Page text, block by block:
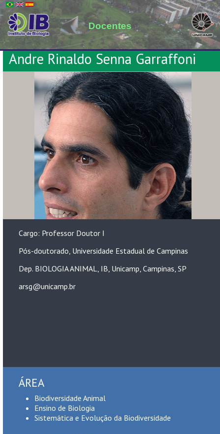
Docentes
Andre Rinaldo Senna Garraffoni
Cargo: Professor Doutor I
Pós-doutorado, Universidade Estadual de Campinas
Dep. BIOLOGIA ANIMAL, IB, Unicamp, Campinas, SP
arsg@unicamp.br
ÁREA
Biodiversidade Animal
Ensino de Biologia
Sistemática e Evolução da Biodiversidade